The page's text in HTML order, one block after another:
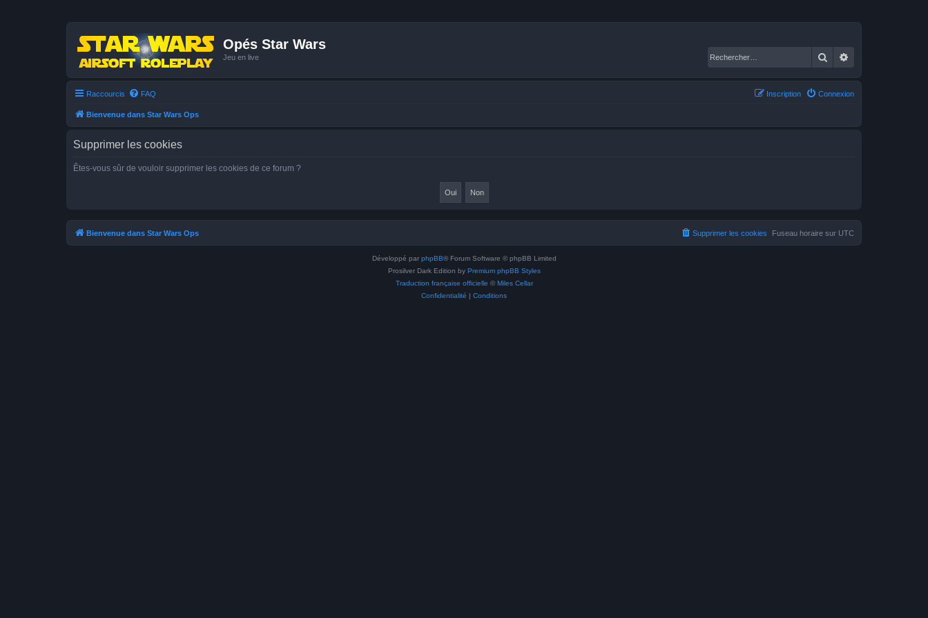
Opés Star Wars
Jeu en live Rechercher
Raccourcis FAQ Connexion
Inscription
Bienvenue dans Star Wars Ops
Supprimer les cookies
Êtes-vous sûr de vouloir supprimer les cookies de ce forum ?
Bienvenue dans Star Wars Ops Fuseau horaire sur UTC
Supprimer les cookies
Développé par phpBB® Forum Software © phpBB Limited
Prosilver Dark Edition by Premium phpBB Styles
Traduction française officielle © Miles Cellar
Confidentialité | Conditions